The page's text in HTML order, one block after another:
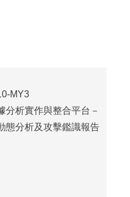
MY3
分析實作與整合平台－
態分析及攻擊鑑識報告